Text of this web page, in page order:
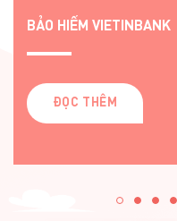
BẢO HIỂM VIETINBANK
ĐỌC THÊM